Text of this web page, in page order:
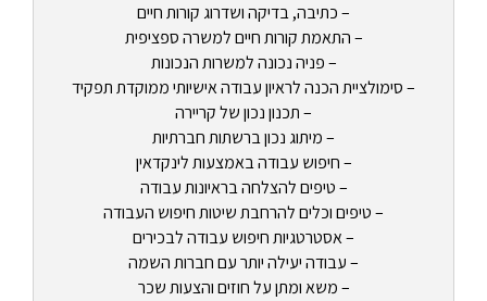
– כתיבה, בדיקה ושדרוג קורות חיים
– התאמת קורות חיים למשרה ספציפית
– פניה נכונה למשרות הנכונות
– סימולציית הכנה לראיון עבודה אישיותי ממוקדת תפקיד
– תכנון נכון של קריירה
– מיתוג נכון ברשתות חברתיות
– חיפוש עבודה באמצעות לינקדאין
– טיפים להצלחה בראיונות עבודה
– טיפים וכלים להרחבת שיטות חיפוש העבודה
– אסטרטגיות חיפוש עבודה לבכירים
– עבודה יעילה יותר עם חברות השמה
– משא ומתן על חוזים והצעות שכר